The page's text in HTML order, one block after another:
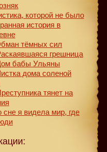
которой не было
история в
тёмных сил
грешница
бабы Ульяны
дома соленой
тянет на
сне я видела мир, где